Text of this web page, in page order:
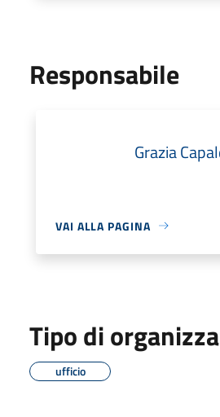
Responsabile
Grazia
VAI ALLA PAGINA
Tipo di
ufficio